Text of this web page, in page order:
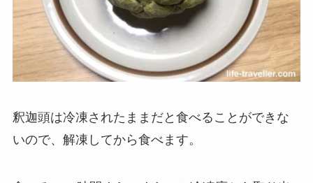
釈迦頭は冷凍されたままだと食べることができな
いので、解凍してから食べます。